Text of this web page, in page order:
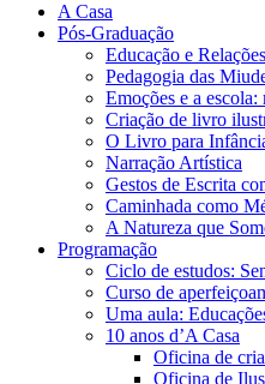
A Casa
Pós-Graduação
Educação e
Pedagogia das
Emoções e a
Criação de livro
O Livro para
Narração Artística
Gestos de Escrita
Caminhada como
A Natureza que
Programação
Ciclo de estudos:
Curso de
Uma aula:
10 anos d’A Casa
Oficina de
Oficina de